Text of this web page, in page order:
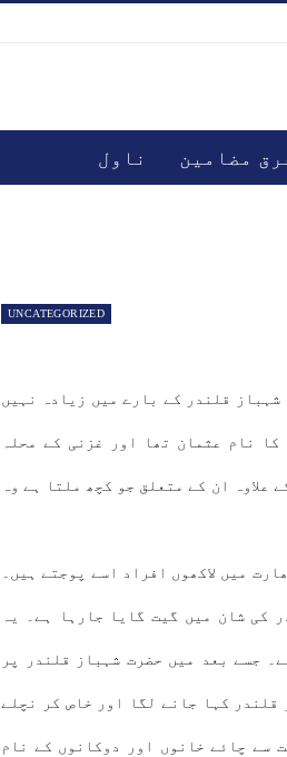
مضامین ناول
UNCATEGORIZED
قلندر کے بارے میں زیادہ نہیں
نام عثمان تھا اور غزنی کے محلہ
علاوہ ان کے متعلق جو کچھ ملتا ہے وہ
میں لاکھوں افراد اسے پوجتے ہیں۔
کی شان میں گیت گایا جارہا ہے۔ یہ
جسے بعد میں حضرت شہباز قلندر پر
قلندر کہا جانے لگا اور خاص کر نچلے
سے چائے خانوں اور دوکانوں کے نام